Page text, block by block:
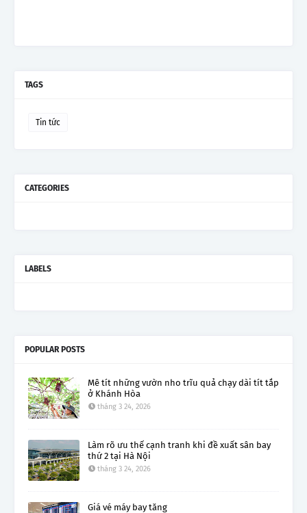
TAGS
Tin tức
CATEGORIES
LABELS
POPULAR POSTS
Mê tít những vườn nho trĩu quả chạy dài tít tắp
ở Khánh Hòa
tháng 3 24, 2026
Làm rõ ưu thế cạnh tranh khi đề xuất sân bay
thứ 2 tại Hà Nội
tháng 3 24, 2026
Giá vé máy bay tăng